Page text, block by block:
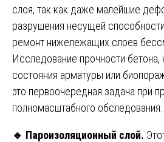
слоя, так как даже малейшие
разрушения несущей
ремонт нижележащих слоев
Исследование прочности бетона,
состояния арматуры или
это первоочередная задача при
полномасштабного обследования.
🔹 Пароизоляционный слой.